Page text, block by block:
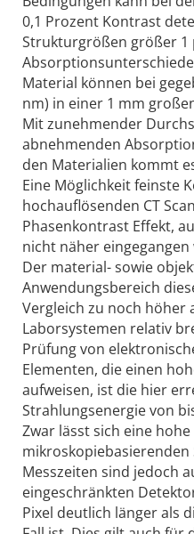
0,1 Prozent Kontrast
Strukturgrößen größer 1
Material können bei
nm) in einer 1 mm
Mit zunehmender
abnehmenden
den Materialien kommt
Eine Möglichkeit feinste
hochauflösenden CT
Phasenkontrast Effekt,
nicht näher eingegangen
Der material- sowie
Anwendungsbereich
Vergleich zu noch höher
Laborsystemen relativ
Prüfung von
Elementen, die einen
aufweisen, ist die hier
Strahlungsenergie von
Zwar lässt sich eine
mikroskopiebasierenden
Messzeiten sind jedoch
eingeschränkten
Pixel deutlich länger als